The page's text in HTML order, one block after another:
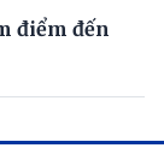
điểm đến